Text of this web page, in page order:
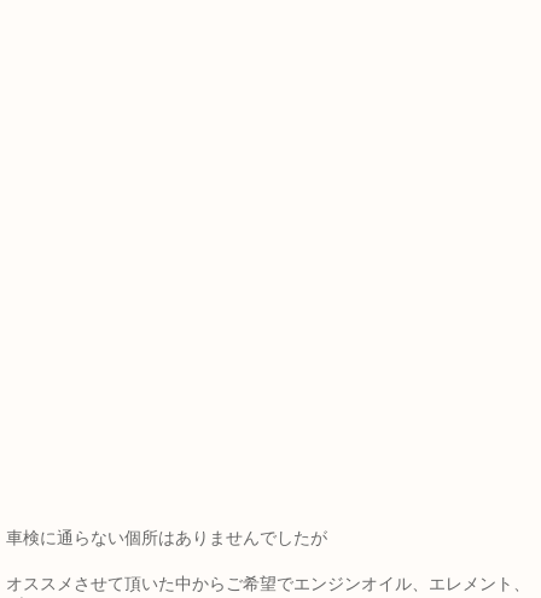
車検に通らない個所はありませんでしたが
オススメさせて頂いた中からご希望でエンジンオイル、エレメント、